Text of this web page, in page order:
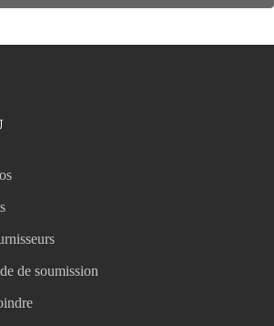
de soumission